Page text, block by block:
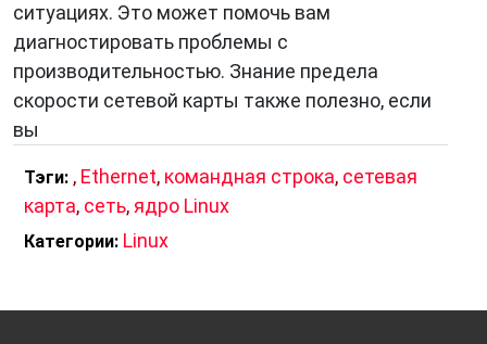
ситуациях. Это может помочь вам
диагностировать проблемы с
производительностью. Знание предела
скорости сетевой карты также полезно, если
вы
Тэги: , Ethernet, командная строка, сетевая
карта, сеть, ядро Linux
Категории: Linux